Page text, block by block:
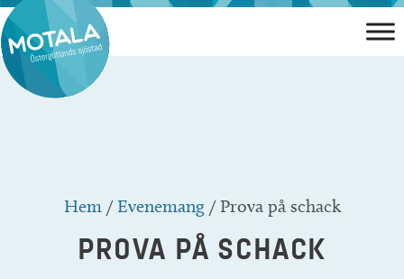
Hoppa
till
innehåll
Hem/Evenemang/ Prova på schack
PROVA PÅ SCHACK